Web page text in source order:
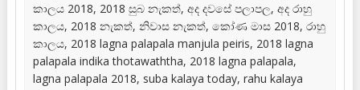
කාලය 2018, 2018 සුබ නැකත්, අද දවසේ පලාපල, අද රාහු
කාලය, 2018 නැකත්, නිවාස නැකත්, කෝණ මාස 2018, රාහු
කාලය, 2018 lagna palapala manjula peiris, 2018 lagna
palapala indika thotawaththa, 2018 lagna palapala,
lagna palapala 2018, suba kalaya today, rahu kalaya